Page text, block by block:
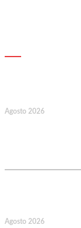
Agosto 2026
Agosto 2026